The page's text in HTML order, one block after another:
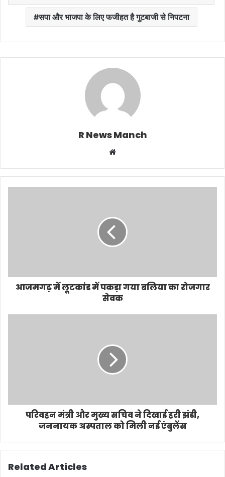
सपा और भाजपा के लिए फजीहत है गुटबाजी से निपटना
R News Manch
Website
आजमगढ़ में लूटकांड में पकड़ा गया बलिया का रोजगार
सेवक
परिवहन मंत्री और मुख्य सचिव ने दिखाई हरी झंडी,
जननायक अस्पताल को मिली नई एंबुलेंस
Related Articles